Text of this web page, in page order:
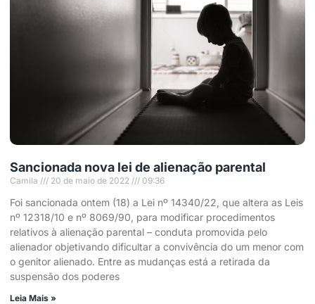
Sancionada nova lei de alienação parental
Camila 20 de maio de 2022 09:36
Foi sancionada ontem (18) a Lei nº 14340/22, que altera as Leis
nº 12318/10 e nº 8069/90, para modificar procedimentos
relativos à alienação parental – conduta promovida pelo
alienador objetivando dificultar a convivência do um menor com
o genitor alienado. Entre as mudanças está a retirada da
suspensão dos poderes
Leia Mais »